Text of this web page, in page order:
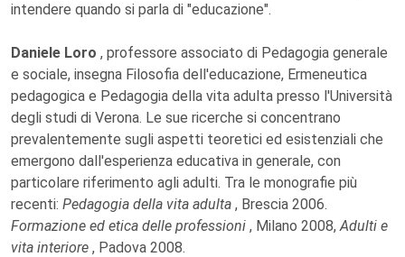
intendere quando si parla di "educazione".
Daniele Loro , professore associato di Pedagogia generale
e sociale, insegna Filosofia dell'educazione, Ermeneutica
pedagogica e Pedagogia della vita adulta presso l'Università
degli studi di Verona. Le sue ricerche si concentrano
prevalentemente sugli aspetti teoretici ed esistenziali che
emergono dall'esperienza educativa in generale, con
particolare riferimento agli adulti. Tra le monografie più
recenti: Pedagogia della vita adulta , Brescia 2006.
Formazione ed etica delle professioni , Milano 2008,Adulti e
vita interiore , Padova 2008.